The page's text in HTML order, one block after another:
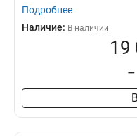
Подробнее
Наличие: В наличии
19
–